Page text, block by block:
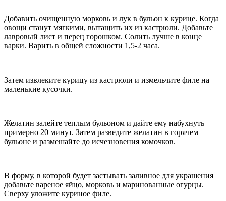
Добавить очищенную морковь и лук в бульон к курице. Когда
овощи станут мягкими, вытащить их из кастрюли. Добавьте
лавровый лист и перец горошком. Солить лучше в конце
варки. Варить в общей сложности 1,5-2 часа.
Затем извлеките курицу из кастрюли и измельчите филе на
маленькие кусочки.
Желатин залейте теплым бульоном и дайте ему набухнуть
примерно 20 минут. Затем разведите желатин в горячем
бульоне и размешайте до исчезновения комочков.
В форму, в которой будет застывать заливное для украшения
добавьте вареное яйцо, морковь и маринованные огурцы.
Сверху уложите куриное филе.